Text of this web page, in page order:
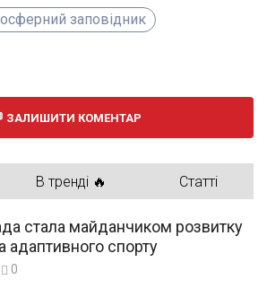
заповідник
ЗАЛИШИТИ КОМЕНТАР
В тренді 🔥 Статті
стала майданчиком розвитку
адаптивного спорту
0